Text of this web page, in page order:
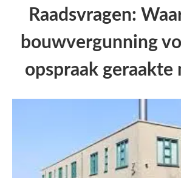
Raadsvragen:
bouwvergunning
opspraak geraakte